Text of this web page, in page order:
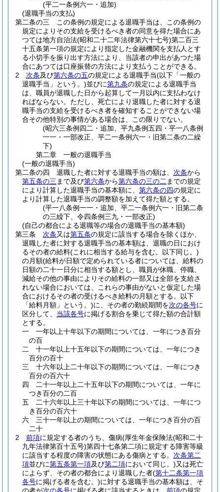
(平二一条例六一・追加)
(退職手当の支払)
第二条の三
この条例の規定による退職手当は、この条例の
規定によりその支給を受けるべき者の同意を得た場合にあ
つては地方自治法(昭和二十二年法律第六十七号)第二百三
十五条第一項の規定により指定した金融機関を支払人とす
る小切手を振り出す方法により、当該者の申出があつた場
合にあつては口座振替の方法により支払うことができる。
2
次条及び第六条の五の規定による退職手当(以下「一般の
退職手当」という。)並びに第九条の規定による退職手当
は、職員が退職した日から起算して一月以内に支払わなけ
ればならない。 ただし、死亡により退職した者に対する退
職手当の支給を受けるべき者を確知することができない場
合その他特別の事情がある場合は、この限りでない。
(昭六三条例四二・追加、平九条例五四・平一八条例
一一・一部改正、平二一条例六一・旧第二条の二繰
下)
第二章
一般の退職手当
(一般の退職手当)
第二条の四
退職した者に対する退職手当の額は、 次条から
第五条の三 まで及び第六条から第六条の三の二 までの規定
により計算した退職手当の基本額に、 第六条の四の規定に
より計算した退職手当の調整額を加えて得た額とする。
(平一八条例一一・追加、平二一条例六一・旧第二条
の三繰下、令四条例三九・一部改正)
(自己の都合による退職等の場合の退職手当の基本額)
第三条
次条又は第五条の規定に該当する場合を除くほか、
退職した者に対する退職手当の基本額は、退職の日におけ
るその者の給料(これに相当する給与を含む。以下同じ。)
の月額(給料が日額で定められている者については、給料の
日額の二十一日分に相当する額とし、職員が休職、停職、
減給その他の事由によりその給料の一部又は全部を支給さ
れない場合においては、これらの事由がないと仮定した場
合におけるその者の受けるべき給料の月額とする。以下
「給料月額」という。)に、その者の勤続期間を次の各号に
区分して、 当該各号に掲げる割合を乗じて得た額の合計額
とする。
一
一年以上十年以下の期間については、一年につき百分
の百
二
十一年以上十五年以下の期間については、一年につき
百分の百十
三
十六年以上二十年以下の期間については、一年につき
百分の百六十
四
二十一年以上二十五年以下の期間については、一年に
つき百分の二百
五
二十六年以上三十年以下の期間については、一年につ
き百分の百六十
六
三十一年以上の期間については、一年につき百分の百
二十
2
前項に規定する者のうち、傷病(厚生年金保険法(昭和二十
九年法律第百十五号)第四十七条第二項に規定する障害等級
に該当する程度の障害の状態にある傷病とする。 次条第二
項並びに第五条第一項及び第二項において同じ。)又は死亡
によらず、その者の都合により退職した者(第十二条第一項
各号に掲げる者を含む。)に対する退職手当の基本額は、そ